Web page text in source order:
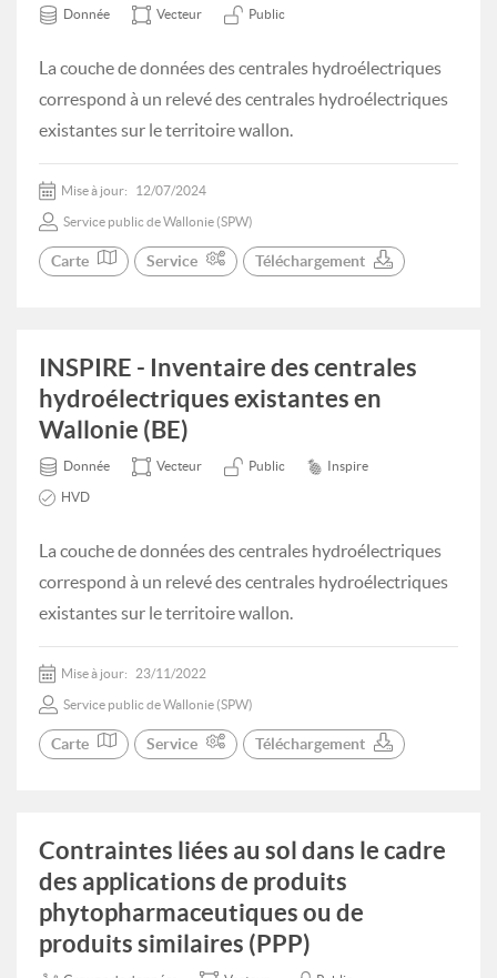
Donnée Vecteur Public
La couche de données des centrales hydroélectriques
correspond à un relevé des centrales hydroélectriques
existantes sur le territoire wallon.
Mise à jour: 12/07/2024
Service public de Wallonie (SPW)
Carte Service Téléchargement
INSPIRE - Inventaire des centrales
hydroélectriques existantes en
Wallonie (BE)
Donnée Vecteur Public Inspire
HVD
La couche de données des centrales hydroélectriques
correspond à un relevé des centrales hydroélectriques
existantes sur le territoire wallon.
Mise à jour: 23/11/2022
Service public de Wallonie (SPW)
Carte Service Téléchargement
Contraintes liées au sol dans le cadre
des applications de produits
phytopharmaceutiques ou de
produits similaires (PPP)